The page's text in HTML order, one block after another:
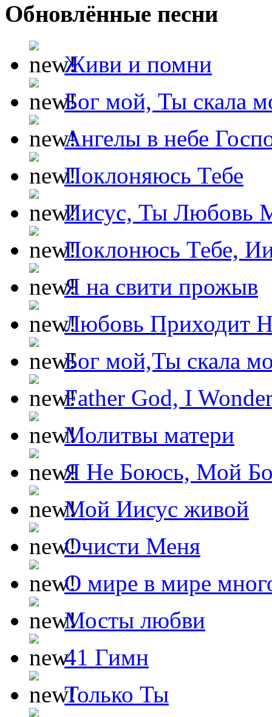
Обновлённые песни
Живи и помни
Бог мой, Ты скала
Ангелы в небе
Поклоняюсь Тебе
Иисус, Ты Любовь
Поклонюсь Тебе,
Я на свити прожыв
Любовь Приходит
Бог мой,Ты скала
Father God, I
Молитвы матери
Я Не Боюсь, Мой
Мой Иисус живой
Очисти Меня
О мире в мире
Мосты любви
41 Гимн
Только Ты